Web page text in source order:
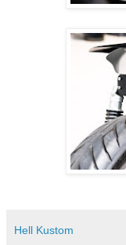
Hell Kustom